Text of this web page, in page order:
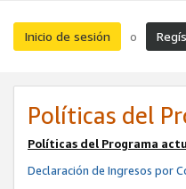
Inicio de sesión o
Políticas del
Políticas del Programa
Declaración de Ingresos por